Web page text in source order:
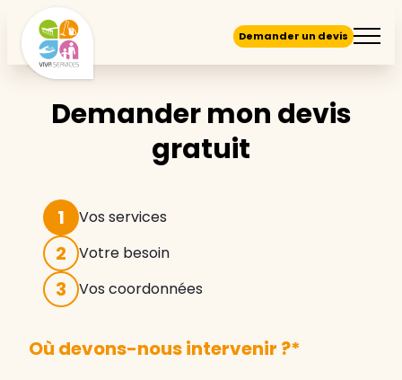
Demander un devis
Demander mon devis
gratuit
1 Vos services
2 Votre besoin
3 Vos coordonnées
Où devons-nous intervenir ?*